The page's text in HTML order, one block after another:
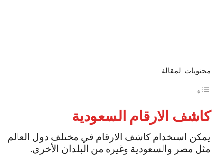
محتويات المقالة
كاشف الارقام السعودية
يمكن استخدام كاشف الارقام في مختلف دول العالم
مثل مصر والسعودية وغيره من البلدان الأخرى.